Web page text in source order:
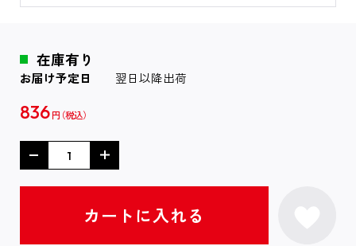
在庫有り
お届け予定日 翌日以降出荷
836 円